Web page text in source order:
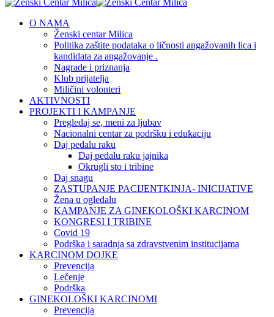
O NAMA
Ženski centar Milica
Politika zaštite podataka o ličnosti angažovanih lica i
kandidata za angažovanje .
Nagrade i priznanja
Klub prijatelja
Miličini volonteri
AKTIVNOSTI
PROJEKTI I KAMPANJE
Pregledaj se, meni za ljubav
Nacionalni centar za podršku i edukaciju
Daj pedalu raku
Daj pedalu raku jajnika
Okrugli sto i tribine
Daj snagu
ZASTUPANJE PACIJENTKINJA- INICIJATIVE
Žena u ogledalu
KAMPANJE ZA GINEKOLOŠKI KARCINOM
KONGRESI I TRIBINE
Covid 19
Podrška i saradnja sa zdravstvenim institucijama
KARCINOM DOJKE
Prevencija
Lečenje
Podrška
GINEKOLOŠKI KARCINOMI
Prevencija